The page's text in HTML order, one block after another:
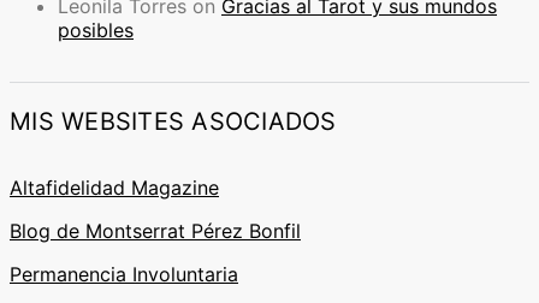
Leonila Torres on Gracias al Tarot y sus mundos
posibles
MIS WEBSITES ASOCIADOS
Altafidelidad Magazine
Blog de Montserrat Pérez Bonfil
Permanencia Involuntaria